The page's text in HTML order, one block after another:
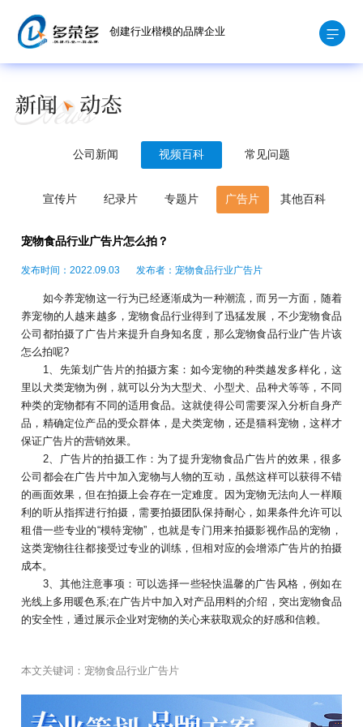
创建行业楷模的品牌企业
公司新闻 视频百科 常见问题
宣传片 纪录片 专题片 广告片 其他百科
宠物食品行业广告片怎么拍？
发布时间：2022.09.03 发布者：宠物食品行业广告片
如今养宠物这一行为已经逐渐成为一种潮流，而另一方面，随着
养宠物的人越来越多，宠物食品行业得到了迅猛发展，不少宠物食品
公司都拍摄了广告片来提升自身知名度，那么宠物食品行业广告片该
怎么拍呢?
1、先策划广告片的拍摄方案：如今宠物的种类越发多样化，这
里以犬类宠物为例，就可以分为大型犬、小型犬、品种犬等等，不同
种类的宠物都有不同的适用食品。这就使得公司需要深入分析自身产
品，精确定位产品的受众群体，是犬类宠物，还是猫科宠物，这样才
保证广告片的营销效果。
2、广告片的拍摄工作：为了提升宠物食品广告片的效果，很多
公司都会在广告片中加入宠物与人物的互动，虽然这样可以获得不错
的画面效果，但在拍摄上会存在一定难度。因为宠物无法向人一样顺
利的听从指挥进行拍摄，需要拍摄团队保持耐心，如果条件允许可以
租借一些专业的“模特宠物”，也就是专门用来拍摄影视作品的宠物，
这类宠物往往都接受过专业的训练，但相对应的会增添广告片的拍摄
成本。
3、其他注意事项：可以选择一些轻快温馨的广告风格，例如在
光线上多用暖色系;在广告片中加入对产品用料的介绍，突出宠物食品
的安全性，通过展示企业对宠物的关心来获取观众的好感和信赖。
本文关键词： 宠物食品行业广告片